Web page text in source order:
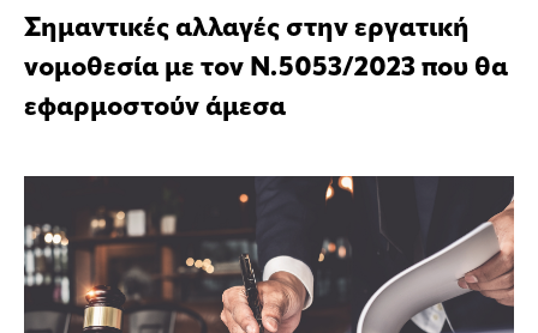
Σημαντικές αλλαγές στην εργατική
νομοθεσία με τον Ν.5053/2023 που θα
εφαρμοστούν άμεσα